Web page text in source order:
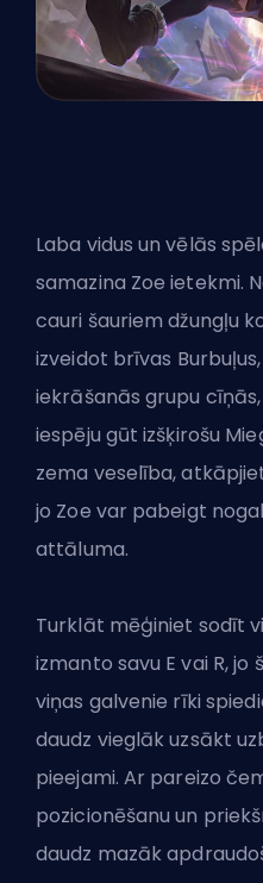
Laba vidus un vēlās
samazina Zoe ietekmi.
cauri šauriem džungļu
izveidot brīvas
iekrāšanās grupu
iespēju gūt izšķirošu
zema veselība,
jo Zoe var pabeigt
attāluma.
Turklāt mēģiniet sodīt
izmanto savu E vai R,
viņas galvenie rīki
daudz vieglāk uzsākt
pieejami. Ar pareizo
pozicionēšanu un
daudz mazāk